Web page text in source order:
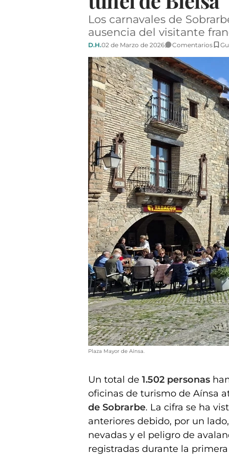
Los carnavales de
ausencia del visitante
D.H.02 de Marzo de 2026 Comentarios
Plaza Mayor de Aínsa.
Un total de 1.502 personas
oficinas de turismo de Aínsa
de Sobrarbe. La cifra se ha
anteriores debido, por un
nevadas y el peligro de
registradas durante la